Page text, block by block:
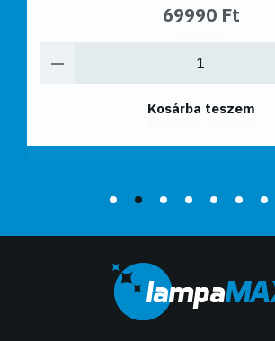
69990 Ft
Kosárba teszem